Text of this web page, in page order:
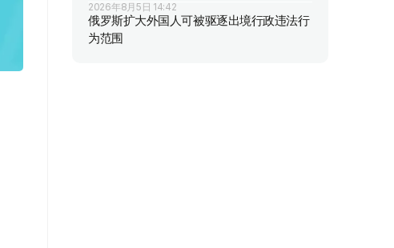
2026年8月5日 14:42
俄罗斯扩大外国人可被驱逐出境行政违法行
为范围